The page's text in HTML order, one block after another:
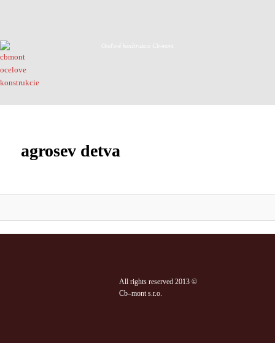
Oceľové konštrukcie Cb-mont
agrosev detva
All rights reserved 2013 ©
Cb–mont s.r.o.